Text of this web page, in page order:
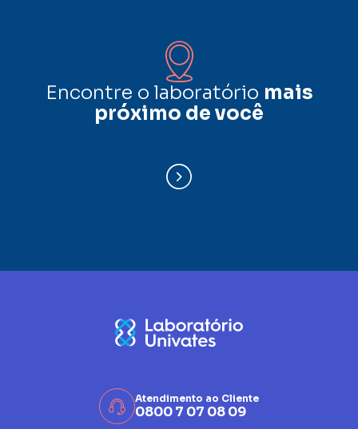
Encontre o laboratório mais
próximo de você
Atendimento ao Cliente
0800 7 07 08 09